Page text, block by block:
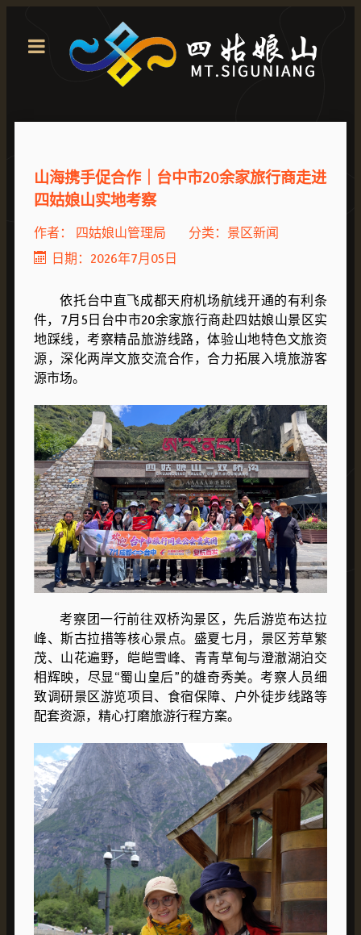
山海携手促合作｜台中市20余家旅行商走进
四姑娘山实地考察
作者： 四姑娘山管理局 分类： 景区新闻
日期：2026年7月05日
依托台中直飞成都天府机场航线开通的有利条
件，7月5日台中市20余家旅行商赴四姑娘山景区实
地踩线，考察精品旅游线路，体验山地特色文旅资
源，深化两岸文旅交流合作，合力拓展入境旅游客
源市场。
考察团一行前往双桥沟景区，先后游览布达拉
峰、斯古拉措等核心景点。盛夏七月，景区芳草繁
茂、山花遍野，皑皑雪峰、青青草甸与澄澈湖泊交
相辉映，尽显“蜀山皇后”的雄奇秀美。考察人员细
致调研景区游览项目、食宿保障、户外徒步线路等
配套资源，精心打磨旅游行程方案。